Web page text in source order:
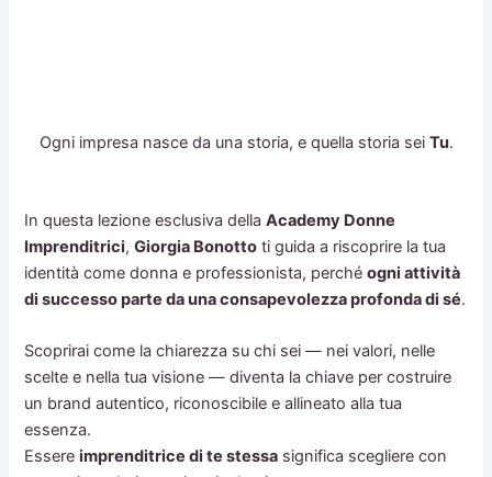
Ogni impresa nasce da una storia, e quella storia sei Tu.
In questa lezione esclusiva dellaAcademy Donne
Imprenditrici,Giorgia Bonotto ti guida a riscoprire la tua
identità come donna e professionista, perchéogni attività
di successo parte da una consapevolezza profonda di sé.
Scoprirai come la chiarezza su chi sei — nei valori, nelle
scelte e nella tua visione — diventa la chiave per costruire
un brand autentico, riconoscibile e allineato alla tua
essenza.
Essereimprenditrice di te stessa significa scegliere con